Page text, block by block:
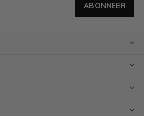
ABONNEER